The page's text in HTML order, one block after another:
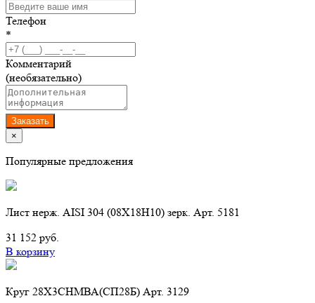
Телефон
*
Комментарий
(необязательно)
Заказать
×
Популярные предложения
Лист нерж. AISI 304 (08Х18Н10) зерк. Арт. 5181
31 152 руб.
В корзину
Круг 28Х3СНМВА(СП28Б) Арт. 3129